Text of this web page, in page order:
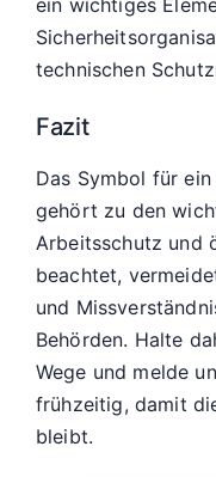
technischen
Fazit
Das Symbol für
gehört zu den
Arbeitsschutz und
beachtet,
und
Behörden. Halte
Wege und melde
frühzeitig, damit
bleibt.